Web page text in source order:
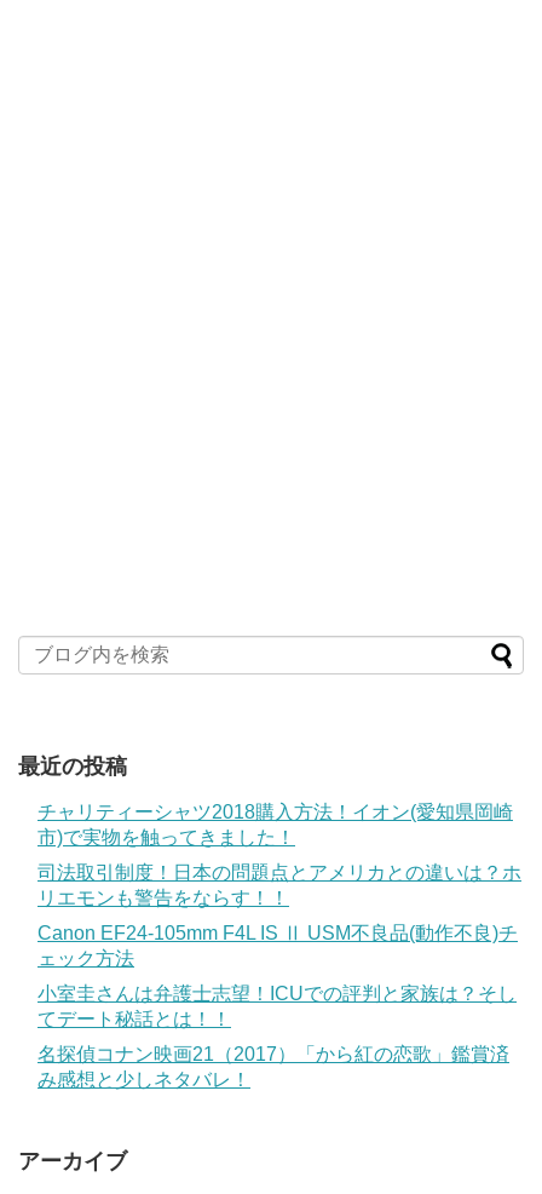
最近の投稿
チャリティーシャツ2018購入方法！イオン(愛知県岡崎
市)で実物を触ってきました！
司法取引制度！日本の問題点とアメリカとの違いは？ホ
リエモンも警告をならす！！
Canon EF24-105mm F4L IS Ⅱ USM不良品(動作不良)チ
ェック方法
小室圭さんは弁護士志望！ICUでの評判と家族は？そし
てデート秘話とは！！
名探偵コナン映画21（2017）「から紅の恋歌」鑑賞済
み感想と少しネタバレ！
アーカイブ